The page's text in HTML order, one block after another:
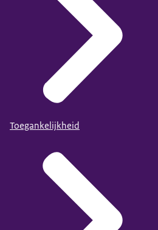
Toegankelijkheid